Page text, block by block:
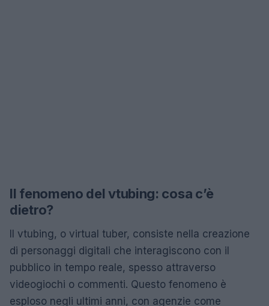
Il fenomeno del vtubing: cosa c’è
dietro?
Il vtubing, o virtual tuber, consiste nella creazione
di personaggi digitali che interagiscono con il
pubblico in tempo reale, spesso attraverso
videogiochi o commenti. Questo fenomeno è
esploso negli ultimi anni, con agenzie come